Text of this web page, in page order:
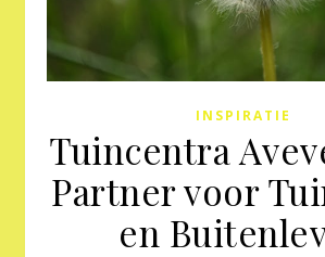
INSPIRATIE
Tuincentra
Partner voor
en